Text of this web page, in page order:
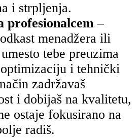
i strpljenja.
profesionalcem –
menadžera ili
tebe preuzima
i tehnički
zadržavaš
i dobijaš na kvalitetu,
ostaje fokusirano na
radiš.